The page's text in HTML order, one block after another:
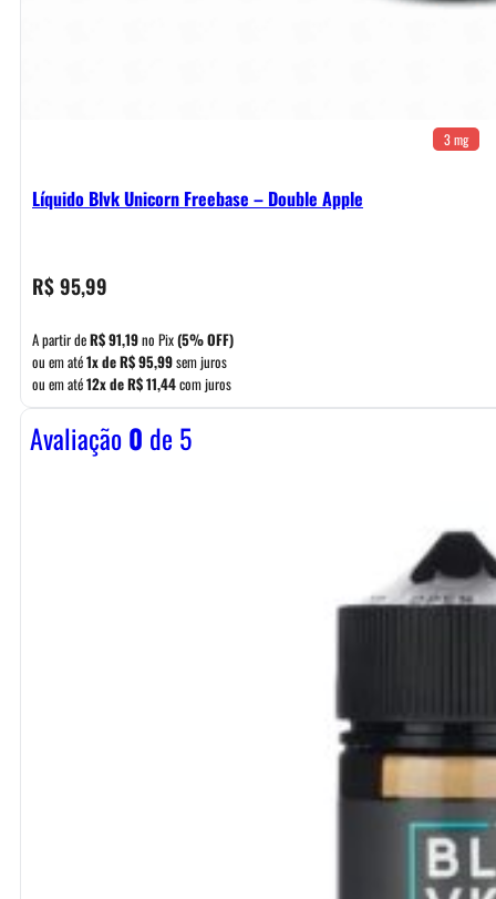
3 mg
Líquido Blvk Unicorn Freebase – Double Apple
R$95,99
A partir deR$91,19no Pix(5% OFF)
ou em até1x deR$95,99sem juros
ou em até12x deR$11,44com juros
Avaliação0 de 5